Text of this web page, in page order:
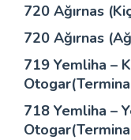
720 Ağırnas
720 Ağırnas
719 Yemliha –
718 Yemliha –